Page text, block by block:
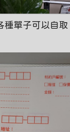
單子可以自取